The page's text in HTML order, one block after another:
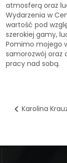
atmosferą oraz
Wydarzenia w
wartość pod
szerokiej gamy,
Pomimo mojego
samorozwój oraz
pracy nad sobą.
Karolina